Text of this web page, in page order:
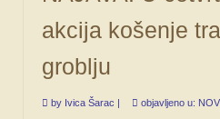
akcija košenje
groblju
by Ivica Šarac objavljeno u: